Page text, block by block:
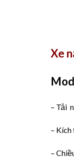
Xe
– Tải
–
–